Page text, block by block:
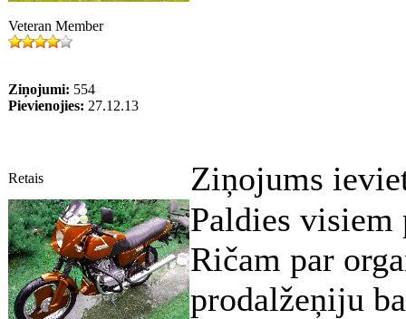
Veteran Member
Ziņojumi: 554
Pievienojies: 27.12.13
Retais Ziņojums
Paldies visiem
Ričam par
prodalžeņiju